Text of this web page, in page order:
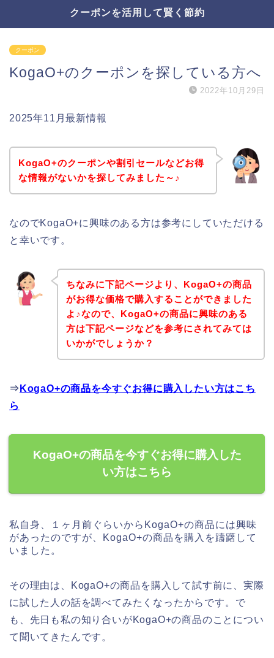
クーポンを活用して賢く節約
クーポン
KogaO+のクーポンを探している方へ
2022年10月29日
2025年11月最新情報
KogaO+のクーポンや割引セールなどお得
な情報がないかを探してみました～♪
なのでKogaO+に興味のある方は参考にしていただける
と幸いです。
ちなみに下記ページより、KogaO+の商品
がお得な価格で購入することができました
よ♪なので、KogaO+の商品に興味のある
方は下記ページなどを参考にされてみては
いかがでしょうか？
⇒ KogaO+の商品を今すぐお得に購入したい方はこち
ら
KogaO+の商品を今すぐお得に購入した
い方はこちら
私自身、１ヶ月前ぐらいからKogaO+の商品には興味
があったのですが、KogaO+の商品を購入を躊躇して
いました。
その理由は、KogaO+の商品を購入して試す前に、実際
に試した人の話を調べてみたくなったからです。で
も、先日も私の知り合いがKogaO+の商品のことについ
て聞いてきたんです。